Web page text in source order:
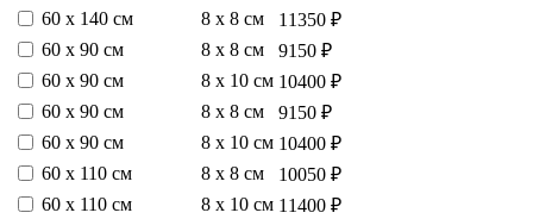
60 х 140 см
8 х 8 см
11350 ₽
60 х 90 см
8 х 8 см
9150 ₽
60 х 90 см
8 х 10 см 10400 ₽
60 х 90 см
8 х 8 см
9150 ₽
60 х 90 см
8 х 10 см 10400 ₽
60 х 110 см
8 х 8 см
10050 ₽
60 х 110 см
8 х 10 см 11400 ₽